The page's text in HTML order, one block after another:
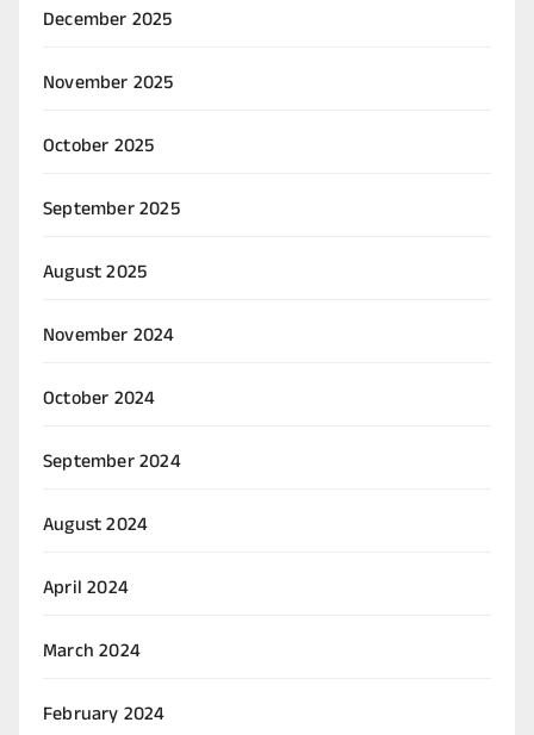
December 2025
November 2025
October 2025
September 2025
August 2025
November 2024
October 2024
September 2024
August 2024
April 2024
March 2024
February 2024